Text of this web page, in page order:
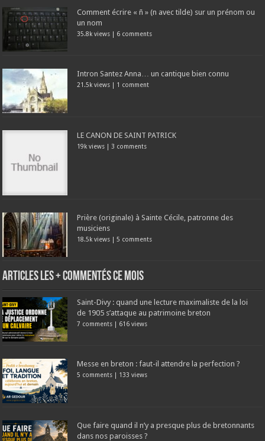
Comment écrire « ñ » (n avec tilde) sur un prénom ou
un nom
35.8k views | 6 comments
Intron Santez Anna… un cantique bien connu
21.5k views | 1 comment
LE CANON DE SAINT PATRICK
19k views | 3 comments
Prière (originale) à Sainte Cécile, patronne des
musiciens
18.5k views |5 comments
Articles les + commentés ce mois
Saint-Divy : quand une lecture maximaliste de la loi
de 1905 s’attaque au patrimoine breton
7 comments | 616 views
Messe en breton : faut-il attendre la perfection ?
5 comments | 133 views
Que faire quand il n’y a presque plus de bretonnants
dans nos paroisses ?